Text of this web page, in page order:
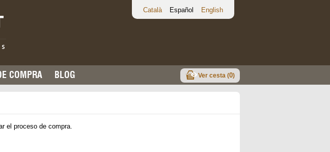
Català Español English
COMPRA BLOG Ver cesta (0)
el proceso de compra.